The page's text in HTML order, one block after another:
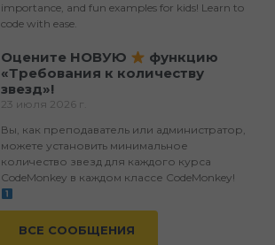
ВСЕ СООБЩЕНИЯ
importance, and fun examples for kids! Learn to
code with ease.
Оцените НОВУЮ
функцию
«Требования к количеству
звезд»!
23 июля 2026 г.
Вы, как преподаватель или администратор,
можете установить минимальное
количество звезд для каждого курса
CodeMonkey в каждом классе CodeMonkey!